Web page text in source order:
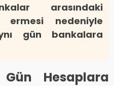
arasındaki
ermesi nedeniyle
gün bankalara
Hesaplara